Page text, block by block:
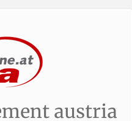
austria